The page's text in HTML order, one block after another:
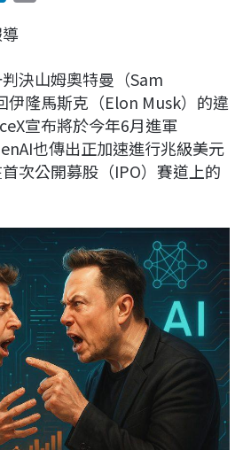
n
e
d
I
n
L
i
n
k
決山姆奧特曼（Sam
隆馬斯克（Elon Musk）的違
宣布將於今年6月進軍
也傳出正加速進行兆級美元
次公開募股（IPO）賽道上的